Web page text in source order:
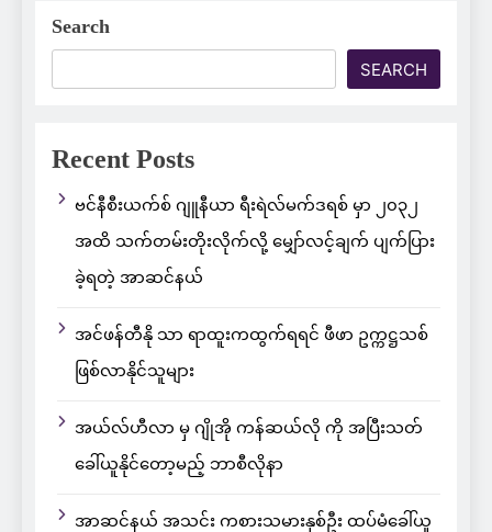
Search
SEARCH
Recent Posts
ဗင်နီစီးယက်စ် ဂျူနီယာ ရီးရဲလ်မက်ဒရစ် မှာ ၂၀၃၂
အထိ သက်တမ်းတိုးလိုက်လို့ မျှော်လင့်ချက် ပျက်ပြား
ခဲ့ရတဲ့ အာဆင်နယ်
အင်ဖန်တီနို သာ ရာထူးကထွက်ရရင် ဖီဖာ ဥက္ကဋ္ဌသစ်
ဖြစ်လာနိုင်သူများ
အယ်လ်ဟီလာ မှ ဂျိုအို ကန်ဆယ်လို ကို အပြီးသတ်
ခေါ်ယူနိုင်တော့မည့် ဘာစီလိုနာ
အာဆင်နယ် အသင်း ကစားသမားနှစ်ဦး ထပ်မံခေါ်ယူ